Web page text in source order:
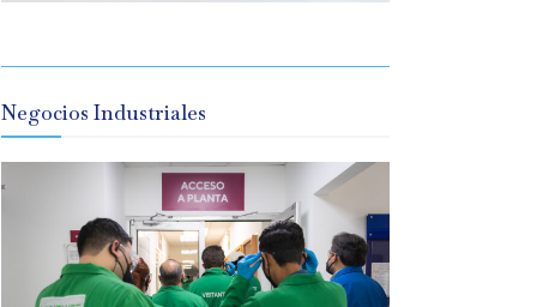
Negocios Industriales